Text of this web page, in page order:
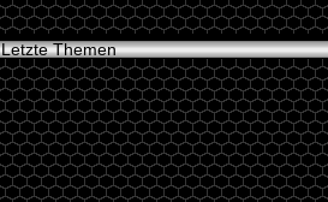
Letzte Themen